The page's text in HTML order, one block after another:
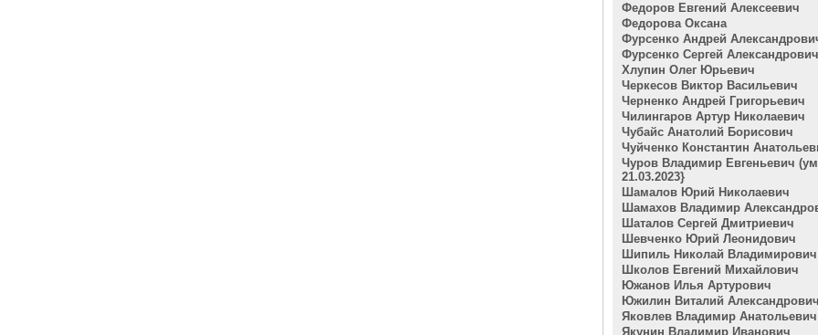
Федоров Евгений Алексеевич
Федорова Оксана
Фурсенко Андрей
Фурсенко Сергей Александрович
Хлупин Олег Юрьевич
Черкесов Виктор Васильевич
Черненко Андрей Григорьевич
Чилингаров Артур Николаевич
Чубайс Анатолий Борисович
Чуйченко Константин
Чуров Владимир Евгеньевич
21.03.2023}
Шамалов Юрий Николаевич
Шамахов Владимир
Шаталов Сергей Дмитриевич
Шевченко Юрий Леонидович
Шипиль Николай Владимирович
Школов Евгений Михайлович
Южанов Илья Артурович
Южилин Виталий Александрович
Яковлев Владимир Анатольевич
Якунин Владимир Иванович